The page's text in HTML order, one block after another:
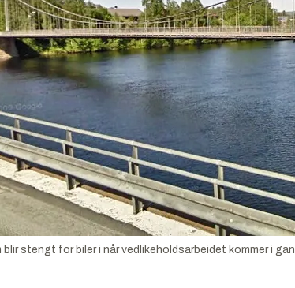
blir stengt for biler i når vedlikeholdsarbeidet kommer i